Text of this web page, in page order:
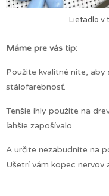
Lietadlo v
Máme pre vás tip:
Použite kvalitné nite,
stálofarebnosť.
Tenšie ihly použite na
ľahšie zapošívalo.
A určite nezabudnite na
Ušetrí vám kopec nervov